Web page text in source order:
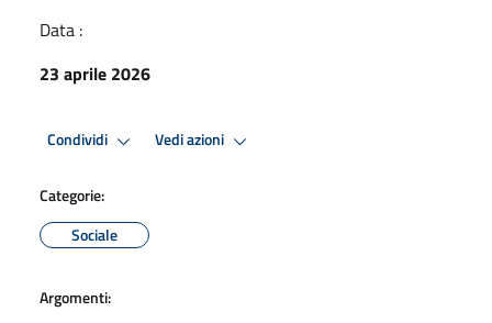
Data :
23 aprile 2026
Condividi Vedi azioni
Categorie:
Sociale
Argomenti: